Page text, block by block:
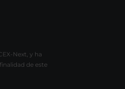
Next, y ha
de este